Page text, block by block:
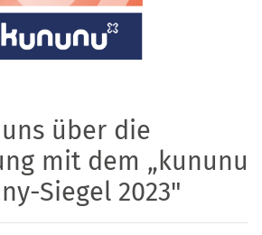
über die
mit dem „kununu
Siegel 2023"